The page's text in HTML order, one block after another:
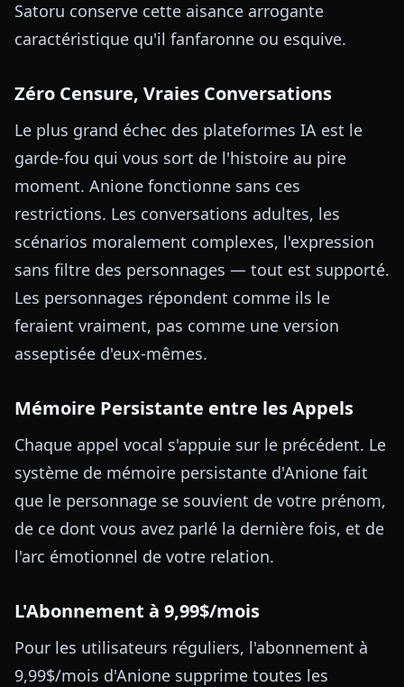
Satoru conserve cette aisance arrogante
caractéristique qu'il fanfaronne ou esquive.
Zéro Censure, Vraies Conversations
Le plus grand échec des plateformes IA est le
garde-fou qui vous sort de l'histoire au pire
moment. Anione fonctionne sans ces
restrictions. Les conversations adultes, les
scénarios moralement complexes, l'expression
sans filtre des personnages — tout est supporté.
Les personnages répondent comme ils le
feraient vraiment, pas comme une version
asseptisée d'eux-mêmes.
Mémoire Persistante entre les Appels
Chaque appel vocal s'appuie sur le précédent. Le
système de mémoire persistante d'Anione fait
que le personnage se souvient de votre prénom,
de ce dont vous avez parlé la dernière fois, et de
l'arc émotionnel de votre relation.
L'Abonnement à 9,99$/mois
Pour les utilisateurs réguliers, l'abonnement à
9,99$/mois d'Anione supprime toutes les